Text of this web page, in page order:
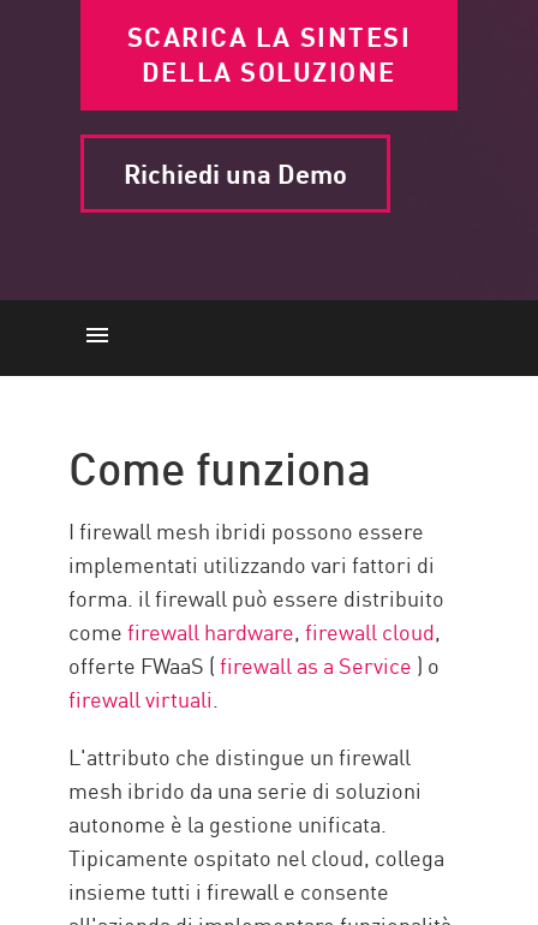
SCARICA LA SINTESI
DELLA SOLUZIONE
Richiedi una Demo
FUNZIONALITÀ
firewall ibrido Mesh con Check
Point
Risorse
Come funziona
I firewall mesh ibridi possono essere
implementati utilizzando vari fattori di
forma. il firewall può essere distribuito
comefirewall hardware,firewall cloud,
offerte FWaaS (firewall as a Service ) o
firewall virtuali.
L'attributo che distingue un firewall
mesh ibrido da una serie di soluzioni
autonome è la gestione unificata.
Tipicamente ospitato nel cloud, collega
insieme tutti i firewall e consente